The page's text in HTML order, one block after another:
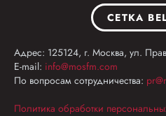
СЕТКА
Адрес: 125124, г. Москва, ул.
E-mail: info@mosfm.com
По вопросам сотрудничества:
Политика обработки